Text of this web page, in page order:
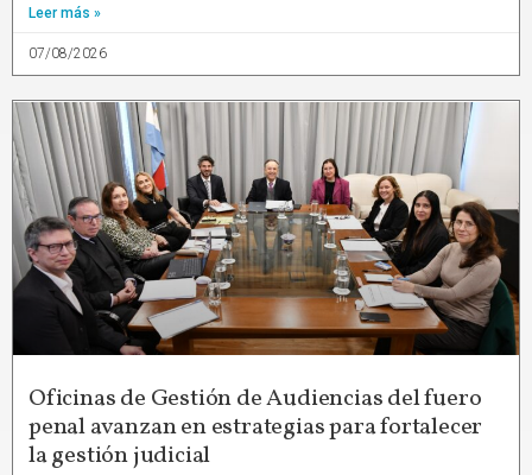
Leer más »
07/08/2026
Oficinas de Gestión de Audiencias del fuero
penal avanzan en estrategias para fortalecer
la gestión judicial